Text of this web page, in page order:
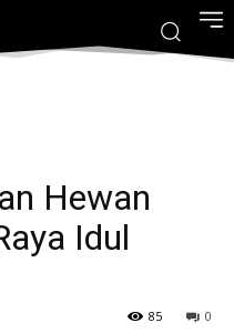
Hewan
Idul
0
85